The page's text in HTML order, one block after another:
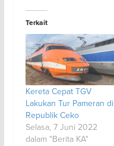
Terkait
Kereta Cepat TGV
Lakukan Tur Pameran di
Republik Ceko
Selasa, 7 Juni 2022
dalam "Berita KA"